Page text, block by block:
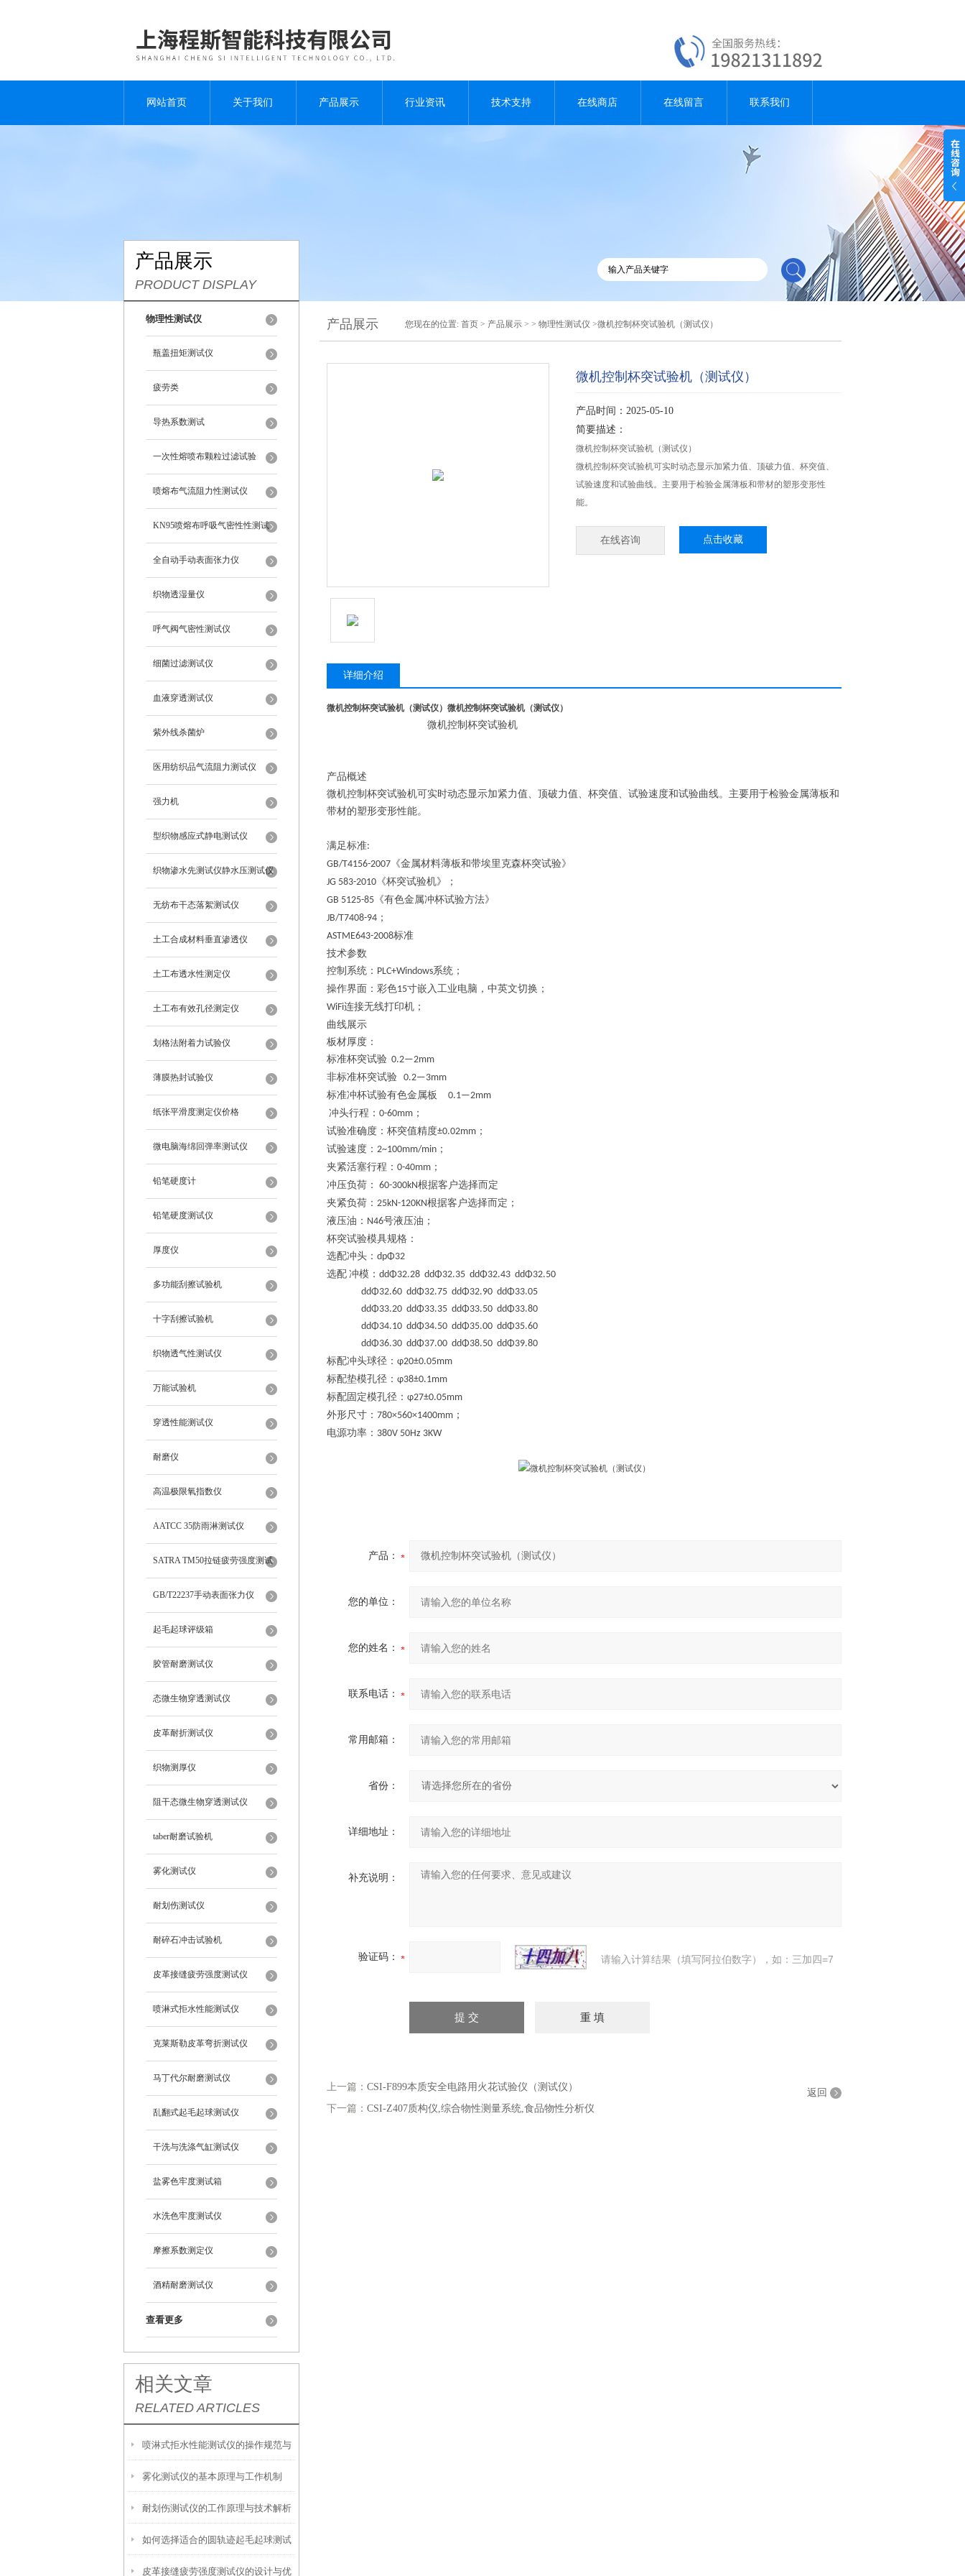
网站首页 关于我们 产品展示 行业资讯 技术支持 在线商店 在线留言 联系我们
产品展示
PRODUCT DISPLAY
物理性测试仪
瓶盖扭矩测试仪
疲劳类
导热系数测试
一次性熔喷布颗粒过滤试验
喷熔布气流阻力性测试仪
KN95喷熔布呼吸气密性性测试
仪
全自动手动表面张力仪
织物透湿量仪
呼气阀气密性测试仪
细菌过滤测试仪
血液穿透测试仪
紫外线杀菌炉
医用纺织品气流阻力测试仪
强力机
型织物感应式静电测试仪
织物渗水先测试仪静水压测试仪
无纺布干态落絮测试仪
土工合成材料垂直渗透仪
土工布透水性测定仪
土工布有效孔径测定仪
划格法附着力试验仪
薄膜热封试验仪
纸张平滑度测定仪价格
微电脑海绵回弹率测试仪
铅笔硬度计
铅笔硬度测试仪
厚度仪
多功能刮擦试验机
十字刮擦试验机
织物透气性测试仪
万能试验机
穿透性能测试仪
耐磨仪
高温极限氧指数仪
AATCC 35防雨淋测试仪
SATRA TM50拉链疲劳强度测试
仪
GB/T22237手动表面张力仪
起毛起球评级箱
胶管耐磨测试仪
态微生物穿透测试仪
皮革耐折测试仪
织物测厚仪
阻干态微生物穿透测试仪
taber耐磨试验机
雾化测试仪
耐划伤测试仪
耐碎石冲击试验机
皮革接缝疲劳强度测试仪
喷淋式拒水性能测试仪
克莱斯勒皮革弯折测试仪
马丁代尔耐磨测试仪
乱翻式起毛起球测试仪
干洗与洗涤气缸测试仪
盐雾色牢度测试箱
水洗色牢度测试仪
摩擦系数测定仪
酒精耐磨测试仪
查看更多
相关文章
RELATED ARTICLES
喷淋式拒水性能测试仪的操作规范与
应用指南
雾化测试仪的基本原理与工作机制
耐划伤测试仪的工作原理与技术解析
如何选择适合的圆轨迹起毛起球测试
仪？
皮革接缝疲劳强度测试仪的设计与优
产品展示 您现在的位置: 首页 > 产品展示 > > 物理性测试仪 >微机控制杯突试验机（测试仪）
微机控制杯突试验机（测试仪）
产品时间：2025-05-10
简要描述：
微机控制杯突试验机（测试仪）
微机控制杯突试验机可实时动态显示加紧力值、顶破力值、杯突值、
试验速度和试验曲线。主要用于检验金属薄板和带材的塑形变形性
能。
在线咨询 点击收藏
详细介绍
微机控制杯突试验机（测试仪） 微机控制杯突试验机（测试仪）
微机控制杯突试验机
产品概述
微机控制杯突试验机可实时动态显示加紧力值、顶破力值、杯突值、试验速度和试验曲线。主要用于检验金属薄板和
带材的塑形变形性能。
满足标准:
GB/T4156-2007 《金属材料薄板和带埃里克森杯突试验》
JG 583-2010 《杯突试验机》
；
GB 5125-85 《有色金属冲杯试验方法》
JB/T7408-94 ；
ASTME643-2008标准
技术参数
控制系统： PLC+Windows系统；
操作界面：彩色15寸嵌入工业电脑，中英文切换；
WiFi连接无线打印机；
曲线展示
板材厚度：
标准杯突试验 0.2—2mm
非标准杯突试验 0.2—3mm
标准冲杯试验有色金属板
0.1—2mm
冲头行程： 0-60mm ；
试验准确度：杯突值精度±0.02mm ；
试验速度： 2~100mm/min ；
夹紧活塞行程： 0-40mm ；
冲压负荷： 60-300kN根据客户选择而定
夹紧负荷： 25kN-120KN根据客户选择而定；
液压油： N46号液压油；
杯突试验模具规格：
选配冲头： dpΦ32
选配 冲模： ddΦ32.28 ddΦ32.35 ddΦ32.43 ddΦ32.50
ddΦ32.60 ddΦ32.75 ddΦ32.90 ddΦ33.05
ddΦ33.20 ddΦ33.35 ddΦ33.50 ddΦ33.80
ddΦ34.10 ddΦ34.50 ddΦ35.00 ddΦ35.60
ddΦ36.30 ddΦ37.00 ddΦ38.50 ddΦ39.80
标配冲头球径： φ20±0.05mm
标配垫模孔径： φ38±0.1mm
标配固定模孔径： φ27±0.05mm
外形尺寸： 780×560×1400mm ；
电源功率： 380V 50Hz 3KW
产品：
您的单位：
您的姓名：
联系电话：
常用邮箱：
省份：
详细地址：
补充说明：
验证码： 请输入计算结果（填写阿拉伯数字），如：三加四=7
上一篇： CSI-F899本质安全电路用火花试验仪（测试仪）
下一篇： CSI-Z407质构仪,综合物性测量系统,食品物性分析仪
返回